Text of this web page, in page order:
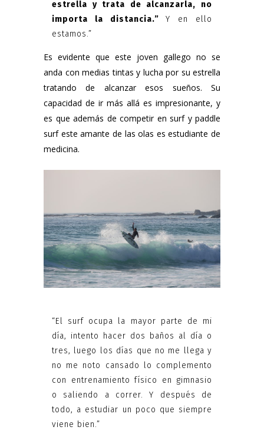
estrella y trata de alcanzarla, no
importa la distancia.”Y en ello
estamos.”
Es evidente que este joven gallego no se
anda con medias tintas y lucha por su estrella
tratando de alcanzar esos sueños. Su
capacidad de ir más allá es impresionante, y
es que además de competir en surf y paddle
surf este amante de las olas es estudiante de
medicina.
“El surf ocupa la mayor parte de mi
día, intento hacer dos baños al día o
tres, luego los días que no me llega y
no me noto cansado lo complemento
con entrenamiento físico en gimnasio
o saliendo a correr. Y después de
todo, a estudiar un poco que siempre
viene bien.”